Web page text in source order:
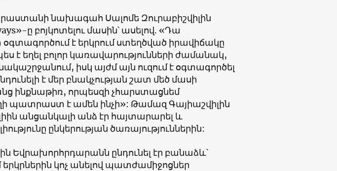
նախագահ Սալոմե Զուրաբիշվիլին
ը բոյկոտելու մասին՝ ասելով. «Դա
օգտագործում է երկրում ստեղծված իրավիճակը
է եղել բոլոր կառավարությունների ժամանակ,
իսկ այժմ այն ուզում է օգտագործել
է մեր բնակչության շատ մեծ մասի
ինքնաթիռ, որպեսզի չհարստացնեմ
պատրաստ է ամեն ինչի»: Թամազ Գայիաշվիլին
անցանկալի անձ էր հայտարարել և
ընկերության ծառայություններին:
Եվրախորհրդարանն ընդունել էր բանաձև՝
կոչ անելով պատժամիջոցներ